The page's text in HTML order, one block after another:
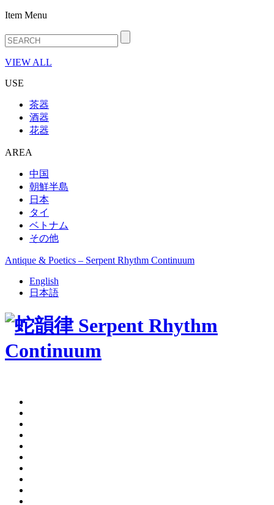
Item Menu
VIEW ALL
USE
茶器
酒器
花器
AREA
中国
朝鮮半島
日本
タイ
ベトナム
その他
Antique & Poetics – Serpent Rhythm Continuum
English
日本語